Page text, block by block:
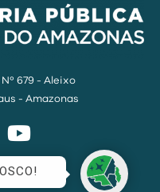
679 - Aleixo
- Amazonas
Facebook